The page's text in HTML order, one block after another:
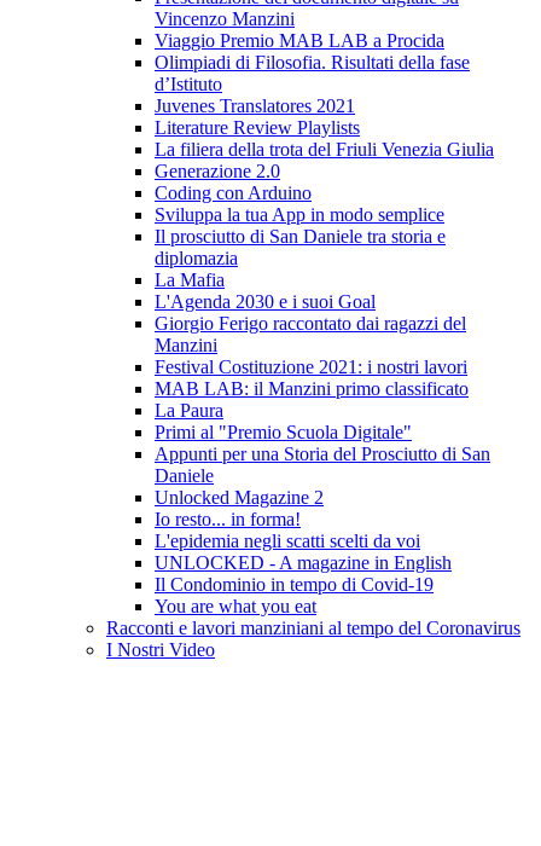
Vincenzo Manzini
Viaggio Premio MAB LAB a Procida
Olimpiadi di Filosofia. Risultati della fase
d’Istituto
Juvenes Translatores 2021
Literature Review Playlists
La filiera della trota del Friuli Venezia Giulia
Generazione 2.0
Coding con Arduino
Sviluppa la tua App in modo semplice
Il prosciutto di San Daniele tra storia e
diplomazia
La Mafia
L'Agenda 2030 e i suoi Goal
Giorgio Ferigo raccontato dai ragazzi del
Manzini
Festival Costituzione 2021: i nostri lavori
MAB LAB: il Manzini primo classificato
La Paura
Primi al "Premio Scuola Digitale"
Appunti per una Storia del Prosciutto di San
Daniele
Unlocked Magazine 2
Io resto... in forma!
L'epidemia negli scatti scelti da voi
UNLOCKED - A magazine in English
Il Condominio in tempo di Covid-19
You are what you eat
Racconti e lavori manziniani al tempo del Coronavirus
I Nostri Video